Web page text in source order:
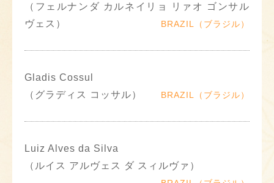
（フェルナンダ カルネイリョ リァオ ゴンサル
ヴェス）
BRAZIL（ブラジル）
Gladis Cossul
（グラディス コッサル）
BRAZIL（ブラジル）
Luiz Alves da Silva
（ルイス アルヴェス ダ スィルヴァ）